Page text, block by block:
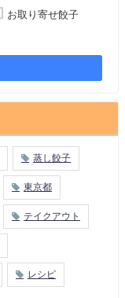
お取り寄せ餃子
蒸し餃子
東京都
テイクアウト
レシピ